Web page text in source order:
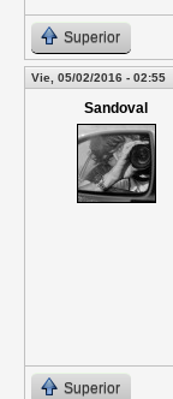
Superior
Vie, 05/02/2016 - 02:55
Sandoval
Superior